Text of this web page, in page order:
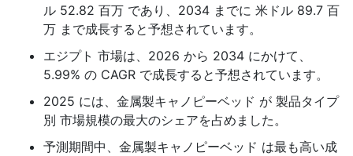
ル 52.82 百万 であり、2034 までに 米ドル 89.7 百
万 まで成長すると予想されています。
エジプト 市場は、2026 から 2034 にかけて、
5.99% の CAGR で成長すると予想されています。
2025 には、金属製キャノピーベッド が 製品タイプ
別 市場規模の最大のシェアを占めました。
予測期間中、金属製キャノピーベッド は最も高い成